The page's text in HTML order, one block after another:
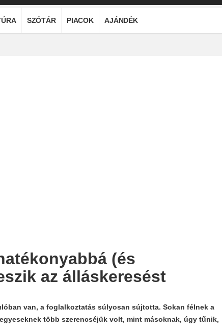
SZÓTÁR PIACOK AJÁNDÉK
(és
az álláskeresést
van, a foglalkoztatás súlyosan sújtotta. Sokan félnek a
több szerencséjük volt, mint másoknak, úgy tűnik,